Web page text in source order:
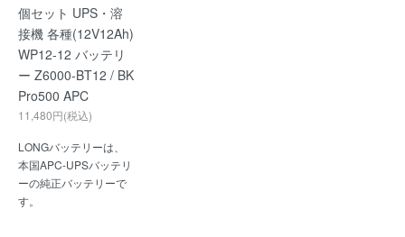
個セット UPS・溶
接機 各種(12V12Ah)
WP12-12 バッテリ
ー Z6000-BT12 / BK
Pro500 APC
11,480円(税込)
LONGバッテリーは、
本国APC-UPSバッテリ
ーの純正バッテリーで
す。